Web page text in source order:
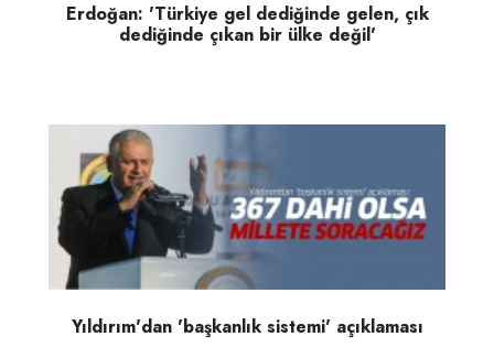
Erdoğan: 'Türkiye gel dediğinde gelen, çık
dediğinde çıkan bir ülke değil'
Yıldırım'dan 'başkanlık sistemi' açıklaması